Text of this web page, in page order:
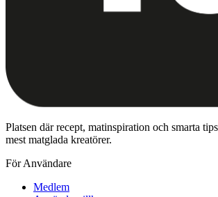
Platsen där recept, matinspiration och smarta
mest matglada kreatörer.
För Användare
Medlem